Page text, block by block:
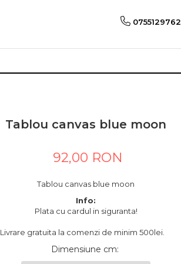
0755129762
Tablou canvas blue moon
92,00 RON
Tablou canvas blue moon
Info:
Plata cu cardul in siguranta!
Livrare gratuita la comenzi de minim 500lei.
Dimensiune cm: